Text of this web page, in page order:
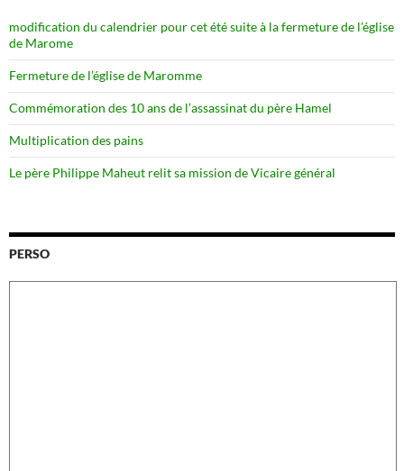
modification du calendrier pour cet été suite à la fermeture de l’église
de Marome
Fermeture de l’église de Maromme
Commémoration des 10 ans de l’assassinat du père Hamel
Multiplication des pains
Le père Philippe Maheut relit sa mission de Vicaire général
PERSO